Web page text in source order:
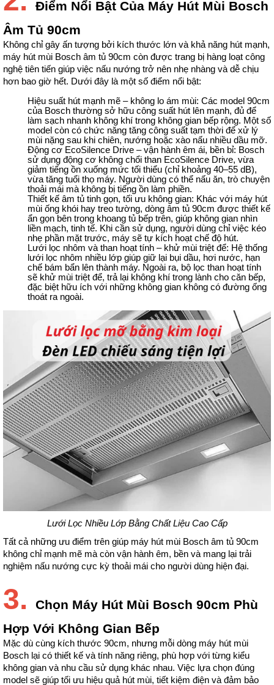
Điểm Nổi Bật Của Máy Hút Mùi Bosch
Âm Tủ 90cm
Không chỉ gây ấn tượng bởi kích thước lớn và khả năng hút mạnh,
máy hút mùi Bosch âm tủ 90cm còn được trang bị hàng loạt công
nghệ tiên tiến giúp việc nấu nướng trở nên nhẹ nhàng và dễ chịu
hơn bao giờ hết. Dưới đây là một số điểm nổi bật:
Hiệu suất hút mạnh mẽ – không lo ám mùi: Các model 90cm
của Bosch thường sở hữu công suất hút lên mạnh, đủ để
làm sạch nhanh không khí trong không gian bếp rộng. Một số
model còn có chức năng tăng công suất tạm thời để xử lý
mùi nặng sau khi chiên, nướng hoặc xào nấu nhiều dầu mỡ.
Động cơ EcoSilence Drive – vận hành êm ái, bền bỉ: Bosch
sử dụng động cơ không chổi than EcoSilence Drive, vừa
giảm tiếng ồn xuống mức tối thiểu (chỉ khoảng 40–55 dB),
vừa tăng tuổi thọ máy. Người dùng có thể nấu ăn, trò chuyện
thoải mái mà không bị tiếng ồn làm phiền.
Thiết kế âm tủ tinh gọn, tối ưu không gian: Khác với máy hút
mùi ống khói hay treo tường, dòng âm tủ 90cm được thiết kế
ẩn gọn bên trong khoang tủ bếp trên, giúp không gian nhìn
liền mạch, tinh tế. Khi cần sử dụng, người dùng chỉ việc kéo
nhẹ phần mặt trước, máy sẽ tự kích hoạt chế độ hút.
Lưới lọc nhôm và than hoạt tính – khử mùi triệt để: Hệ thống
lưới lọc nhôm nhiều lớp giúp giữ lại bụi dầu, hơi nước, hạn
chế bám bẩn lên thành máy. Ngoài ra, bộ lọc than hoạt tính
sẽ khử mùi triệt để, trả lại không khí trong lành cho căn bếp,
đặc biệt hữu ích với những không gian không có đường ống
thoát ra ngoài.
Lưới Lọc Nhiều Lớp Bằng Chất Liệu Cao Cấp
Tất cả những ưu điểm trên giúp máy hút mùi Bosch âm tủ 90cm
không chỉ mạnh mẽ mà còn vận hành êm, bền và mang lại trải
nghiệm nấu nướng cực kỳ thoải mái cho người dùng hiện đại.
3.
Chọn Máy Hút Mùi Bosch 90cm Phù
Hợp Với Không Gian Bếp
Mặc dù cùng kích thước 90cm, nhưng mỗi dòng máy hút mùi
Bosch lại có thiết kế và tính năng riêng, phù hợp với từng kiểu
không gian và nhu cầu sử dụng khác nhau. Việc lựa chọn đúng
model sẽ giúp tối ưu hiệu quả hút mùi, tiết kiệm điện và đảm bảo